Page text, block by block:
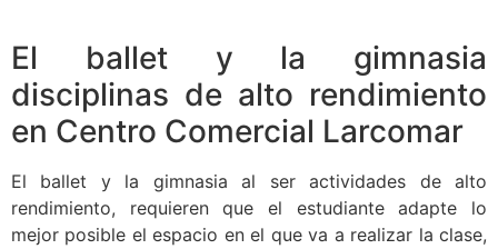
El ballet y la gimnasia
disciplinas de alto rendimiento
en Centro Comercial Larcomar
El ballet y la gimnasia al ser actividades de alto
rendimiento, requieren que el estudiante adapte lo
mejor posible el espacio en el que va a realizar la clase,